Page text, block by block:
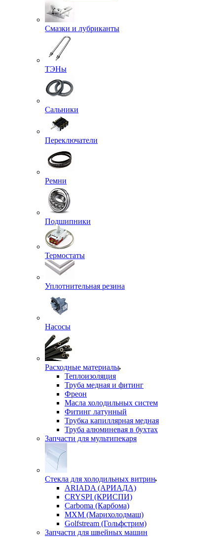
Смазки и лубриканты
ТЭНы
Сальники
Переключатели
Ремни
Подшипники
Термостаты
Уплотнительная резина
Насосы
Расходные материалы
Теплоизоляция
Труба медная и фитинг
Фреон
Масла холодильных систем
Фитинг латунный
Трубка капиллярная медная
Труба алюминевая в бухтах
Запчасти для мультипекаря
Стекла для холодильных витрин
ARIADA (АРИАДА)
CRYSPI (КРИСПИ)
Carboma (Карбома)
MXM (Марихолодмаш)
Golfstream (Гольфстрим)
Запчасти для швейных машин